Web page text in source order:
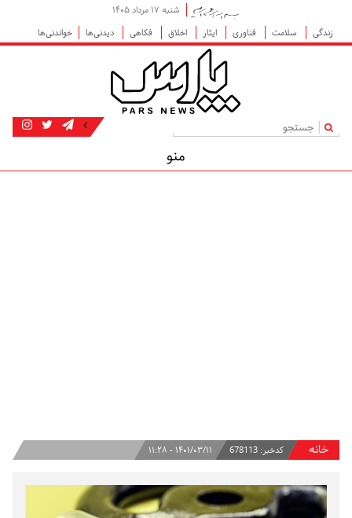
شنبه ۱۷ مرداد ۱۴۰۵
زندگی
سلامت فناوری ایثار اخلاق فکاهی دیدنی‌ها خواندنی‌ها
|
منو
خانه کدخبر: 678113 ۱۴۰۱/۰۳/۱۱ - ۱۱:۲۸